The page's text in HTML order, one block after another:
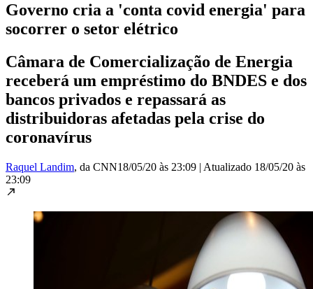
Governo cria a 'conta covid energia' para
socorrer o setor elétrico
Câmara de Comercialização de Energia
receberá um empréstimo do BNDES e dos
bancos privados e repassará as
distribuidoras afetadas pela crise do
coronavírus
Raquel Landim, da CNN18/05/20 às 23:09 | Atualizado 18/05/20 às
23:09